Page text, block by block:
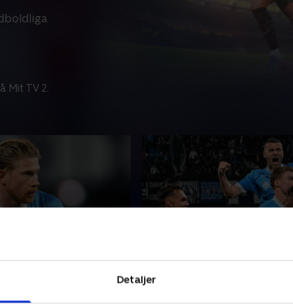
Detaljer
Mit TV 2.
runde 37
det bedste fra en af
ligaer, når vi viser alle
Et kig på, hvad der rører sig i